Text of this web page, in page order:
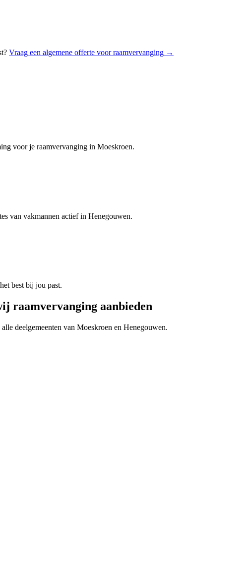
Vraag een algemene offerte voorraamvervanging →
voor je raamvervanging in Moeskroen.
van vakmannen actief in Henegouwen.
best bij jou past.
raamvervanging aanbieden
deelgemeenten van Moeskroen en Henegouwen.